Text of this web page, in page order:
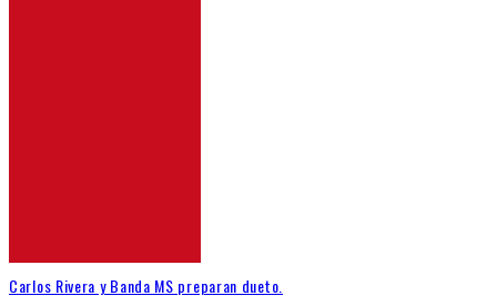
Carlos Rivera y Banda MS preparan dueto.